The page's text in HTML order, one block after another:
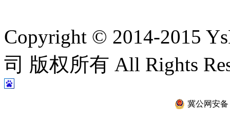
Copyright © 2014-2015
司 版权所有 All Rights
冀公网安备